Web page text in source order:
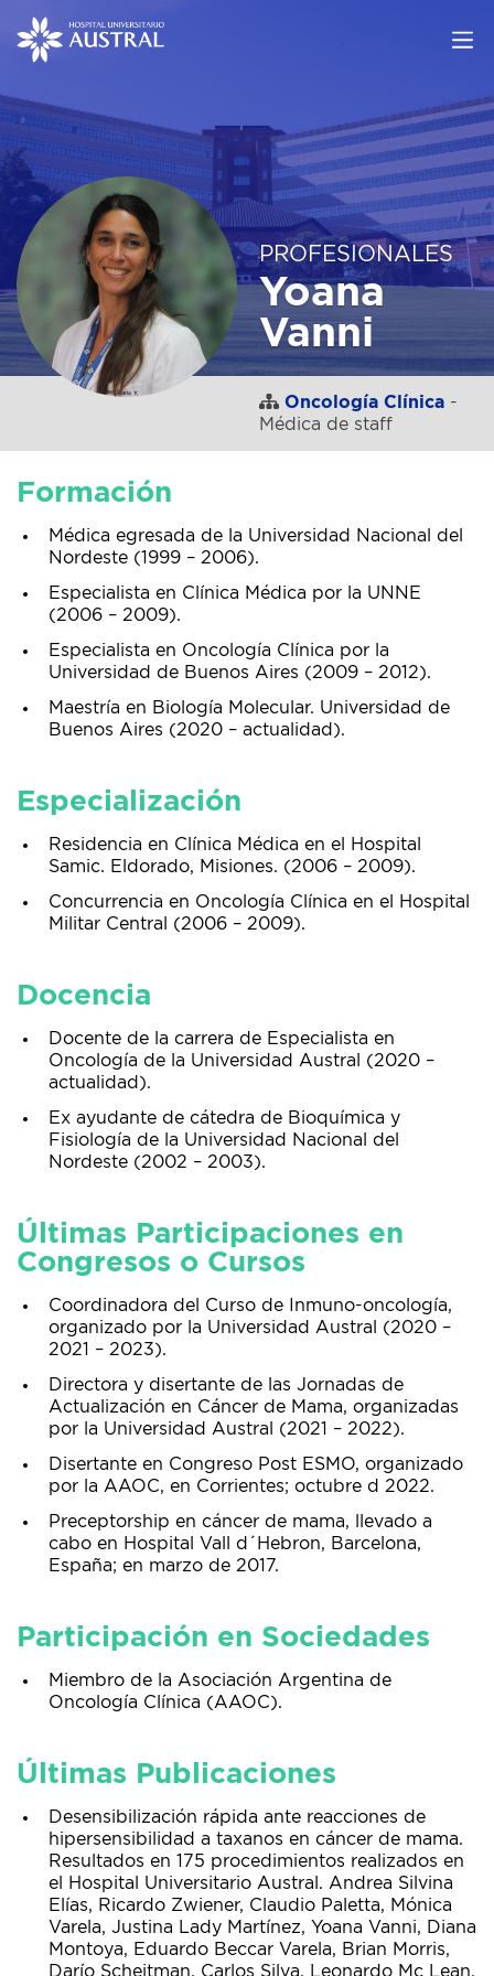
PROFESIONALES
Yoana
Vanni
Oncología Clínica -
Médica de staff
Formación
Médica egresada de la Universidad Nacional del
Nordeste (1999 – 2006).
Especialista en Clínica Médica por la UNNE
(2006 – 2009).
Especialista en Oncología Clínica por la
Universidad de Buenos Aires (2009 – 2012).
Maestría en Biología Molecular. Universidad de
Buenos Aires (2020 – actualidad).
Especialización
Residencia en Clínica Médica en el Hospital
Samic. Eldorado, Misiones. (2006 – 2009).
Concurrencia en Oncología Clínica en el Hospital
Militar Central (2006 – 2009).
Docencia
Docente de la carrera de Especialista en
Oncología de la Universidad Austral (2020 –
actualidad).
Ex ayudante de cátedra de Bioquímica y
Fisiología de la Universidad Nacional del
Nordeste (2002 – 2003).
Últimas Participaciones en
Congresos o Cursos
Coordinadora del Curso de Inmuno-oncología,
organizado por la Universidad Austral (2020 –
2021 – 2023).
Directora y disertante de las Jornadas de
Actualización en Cáncer de Mama, organizadas
por la Universidad Austral (2021 – 2022).
Disertante en Congreso Post ESMO, organizado
por la AAOC, en Corrientes; octubre d 2022.
Preceptorship en cáncer de mama, llevado a
cabo en Hospital Vall d´Hebron, Barcelona,
España; en marzo de 2017.
Participación en Sociedades
Miembro de la Asociación Argentina de
Oncología Clínica (AAOC).
Últimas Publicaciones
Desensibilización rápida ante reacciones de
hipersensibilidad a taxanos en cáncer de mama.
Resultados en 175 procedimientos realizados en
el Hospital Universitario Austral. Andrea Silvina
Elías, Ricardo Zwiener, Claudio Paletta, Mónica
Varela, Justina Lady Martínez, Yoana Vanni, Diana
Montoya, Eduardo Beccar Varela, Brian Morris,
Darío Schejtman, Carlos Silva, Leonardo Mc Lean.